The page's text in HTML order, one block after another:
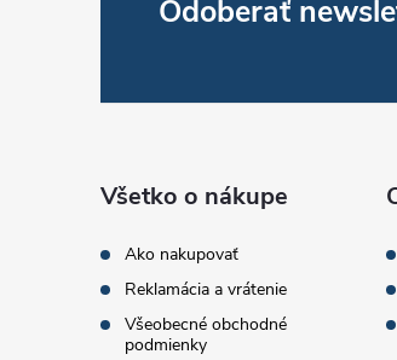
Odoberať
Všetko o nákupe
Ako nakupovať
Reklamácia a vrátenie
Všeobecné obchodné
podmienky